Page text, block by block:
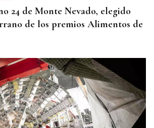
24 de Monte Nevado, elegido
de los premios Alimentos de